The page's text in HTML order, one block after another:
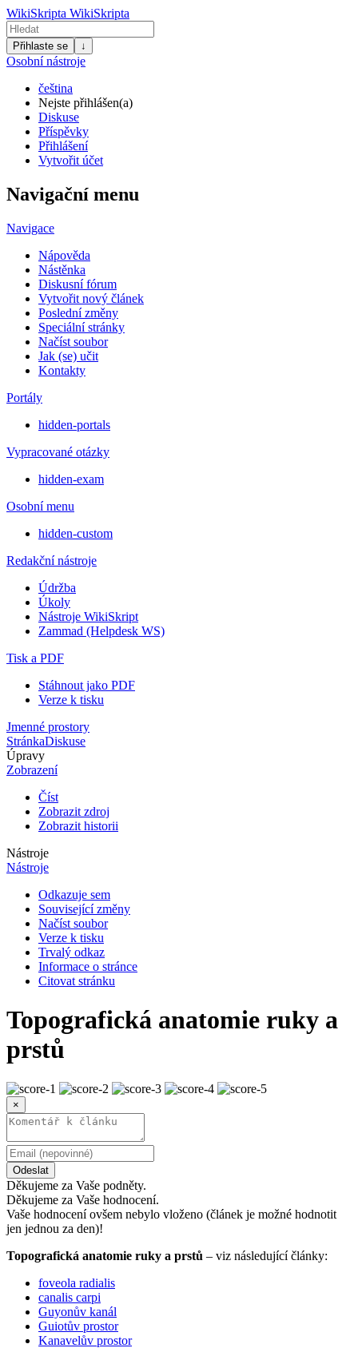
WikiSkripta WikiSkripta
Přihlaste se ↓
Osobní nástroje
čeština
Nejste přihlášen(a)
Diskuse
Příspěvky
Přihlášení
Vytvořit účet
Navigační menu
Navigace
Nápověda
Nástěnka
Diskusní fórum
Vytvořit nový článek
Poslední změny
Speciální stránky
Načíst soubor
Jak (se) učit
Kontakty
Portály
hidden-portals
Vypracované otázky
hidden-exam
Osobní menu
hidden-custom
Redakční nástroje
Údržba
Úkoly
Nástroje WikiSkript
Zammad (Helpdesk WS)
Tisk a PDF
Stáhnout jako PDF
Verze k tisku
Jmenné prostory
StránkaDiskuse
Úpravy
Zobrazení
Číst
Zobrazit zdroj
Zobrazit historii
Nástroje
Nástroje
Odkazuje sem
Související změny
Načíst soubor
Verze k tisku
Trvalý odkaz
Informace o stránce
Citovat stránku
Topografická anatomie ruky a
prstů
×
Odeslat
Děkujeme za Vaše podněty.
Děkujeme za Vaše hodnocení.
Vaše hodnocení ovšem nebylo vloženo (článek je možné hodnotit
jen jednou za den)!
Topografická anatomie ruky a prstů – viz následující články:
foveola radialis
canalis carpi
Guyonův kanál
Guiotův prostor
Kanavelův prostor